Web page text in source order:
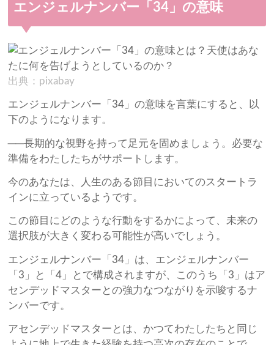
エンジェルナンバー「34」の意味
出典：pixabay
エンジェルナンバー「34」の意味を言葉にすると、以
下のようになります。
──長期的な視野を持って足元を固めましょう。必要な
準備をわたしたちがサポートします。
今のあなたは、人生のある節目においてのスタートラ
インに立っているようです。
この節目にどのような行動をするかによって、未来の
選択肢が大きく変わる可能性が高いでしょう。
エンジェルナンバー「34」は、エンジェルナンバー
「3」と「4」とで構成されますが、このうち「3」はア
センデッドマスターとの強力なつながりを示唆するナ
ンバーです。
アセンデッドマスターとは、かつてわたしたちと同じ